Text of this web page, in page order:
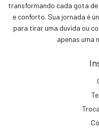
transformando cada gota
e conforto. Sua jornada é
para tirar uma dúvida ou
apenas uma